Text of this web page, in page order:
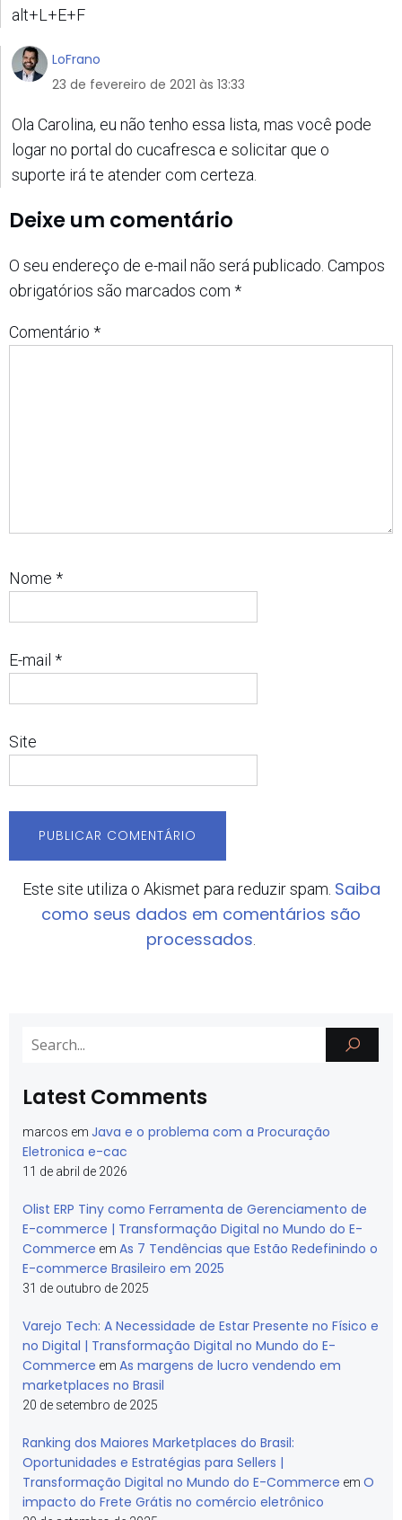
alt+L+E+F
LoFrano
23 de fevereiro de 2021 às 13:33
Ola Carolina, eu não tenho essa lista, mas você pode
logar no portal do cucafresca e solicitar que o
suporte irá te atender com certeza.
Deixe um comentário
O seu endereço de e-mail não será publicado. Campos
obrigatórios são marcados com *
Comentário *
Nome *
E-mail *
Site
Este site utiliza o Akismet para reduzir spam. Saiba
como seus dados em comentários são
processados
Latest Comments
marcos em Java e o problema com a Procuração
Eletronica e-cac
11 de abril de 2026
Olist ERP Tiny como Ferramenta de Gerenciamento de
E-commerce | Transformação Digital no Mundo do E-
Commerce em As 7 Tendências que Estão Redefinindo o
E-commerce Brasileiro em 2025
31 de outubro de 2025
Varejo Tech: A Necessidade de Estar Presente no Físico e
no Digital | Transformação Digital no Mundo do E-
Commerce em As margens de lucro vendendo em
marketplaces no Brasil
20 de setembro de 2025
Ranking dos Maiores Marketplaces do Brasil:
Oportunidades e Estratégias para Sellers |
Transformação Digital no Mundo do E-Commerce em O
impacto do Frete Grátis no comércio eletrônico